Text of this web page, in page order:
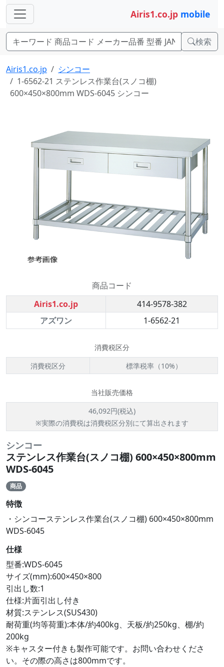
Airis1.co.jp mobile
検索
Airis1.co.jp
シンコー
1-6562-21 ステンレス作業台(スノコ棚)
600×450×800mm WDS-6045 シンコー
商品コード
Airis1.co.jp
414-9578-382
アズワン
1-6562-21
消費税区分
消費税区分
標準税率（10%）
当社販売価格
46,092円(税込)
※実際の消費税は消費税区分別にて算出されます
シンコー
ステンレス作業台(スノコ棚) 600×450×800mm
WDS-6045
商品
特徴
・シンコーステンレス作業台(スノコ棚) 600×450×800mm
WDS-6045
仕様
型番:WDS-6045
サイズ(mm):600×450×800
引出し数:1
仕様:片面引出し付き
材質:ステンレス(SUS430)
耐荷重(均等荷重):本体/約400kg、天板/約250kg、棚/約
200kg
※キャスター付きも製作可能です。お問い合わせくださ
い。その際の高さは800mmです。